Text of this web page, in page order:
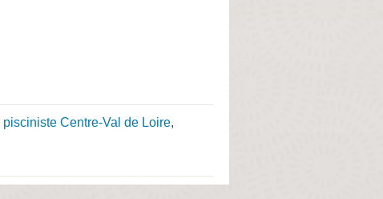
pisciniste Centre-Val de Loire,